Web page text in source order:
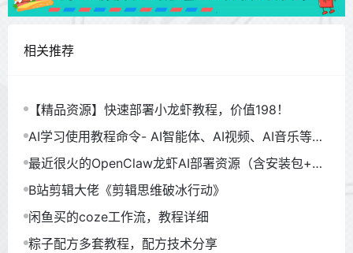
相关推荐
【精品资源】快速部署小龙虾教程，价值198！
AI学习使用教程命令- AI智能体、AI视频、AI音乐等
（930GB）
最近很火的OpenClaw龙虾AI部署资源（含安装包+教
程）
B站剪辑大佬《剪辑思维破冰行动》
闲鱼买的coze工作流，教程详细
粽子配方多套教程，配方技术分享